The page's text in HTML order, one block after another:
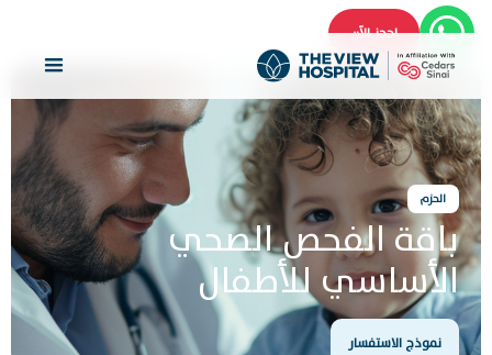
احجز الآن
الحزم
باقة الفحص الصحي
الأساسي للأطفال
نموذج الاستفسار